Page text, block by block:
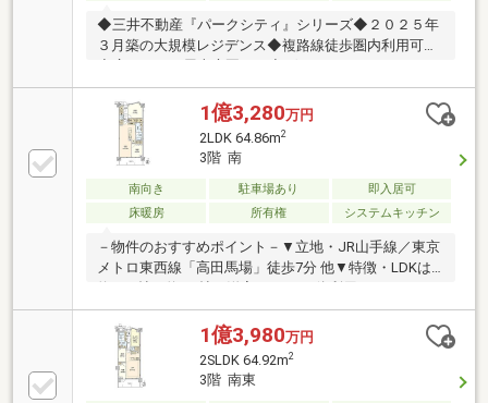
◆三井不動産『パークシティ』シリーズ◆２０２５年
３月築の大規模レジデンス◆複路線徒歩圏内利用可能
ールーム・コミュニティスペースあり
1億3,280万円
2LDK 64.86m2
3階 南
南向き 駐車場あり
即入居可
床暖房
所有権 システムキッチン
－物件のおすすめポイント－▼立地・JR山手線／東京
メトロ東西線「高田馬場」徒歩7分 他▼特徴・LDKは
ポーザー搭載の対面式キッチン、食器棚付・SIC・
WTC等、収納豊富・北側洋室とリビングに床暖房を設
置・ゲストルームやキッズルーム等多彩な共用施設
有・24時間ゴミ出し可・ペット飼育可(犬猫2匹まで／
細則有)・残金精算後、即引渡し可▼周辺環境・マルエ
1億3,980万円
2SLDK 64.92m2
3階 南東